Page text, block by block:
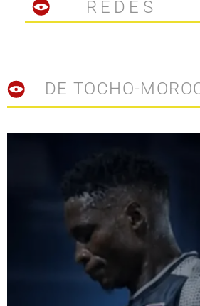
REDES
DE TOCHO-